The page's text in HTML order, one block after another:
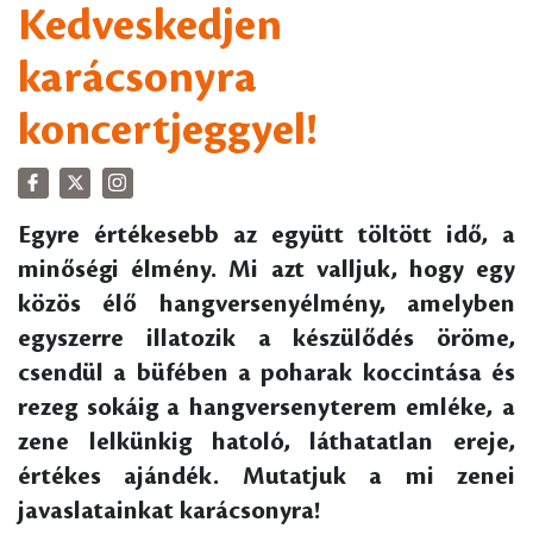
Kedveskedjen
karácsonyra
koncertjeggyel!
Egyre értékesebb az együtt töltött idő, a
minőségi élmény. Mi azt valljuk, hogy egy
közös élő hangversenyélmény, amelyben
egyszerre illatozik a készülődés öröme,
csendül a büfében a poharak koccintása és
rezeg sokáig a hangversenyterem emléke, a
zene lelkünkig hatoló, láthatatlan ereje,
értékes ajándék. Mutatjuk a mi zenei
javaslatainkat karácsonyra!